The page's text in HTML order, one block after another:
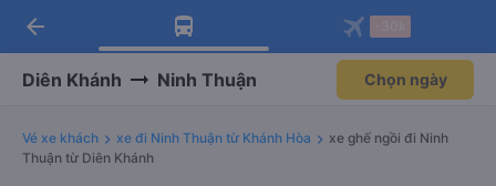
Tải app Vexere ngay!
Nhận ưu đãi thành viên độc
Mở app
Tải app Vexere
-30k/ghế khi đặt vé máy bay qua
Mở app
arrow_back
Diên Khánh Ninh Thuận Chọn ngày
Vé xe khách xe đi Ninh Thuận từ Khánh Hòa
xe ghế ngồi đi Ninh
Thuận từ Diên Khánh